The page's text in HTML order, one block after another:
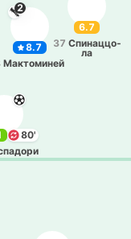
6.7
37 Спи­на­ццо­
ла
8.7
2
Ма­кто­ми­ней
80'